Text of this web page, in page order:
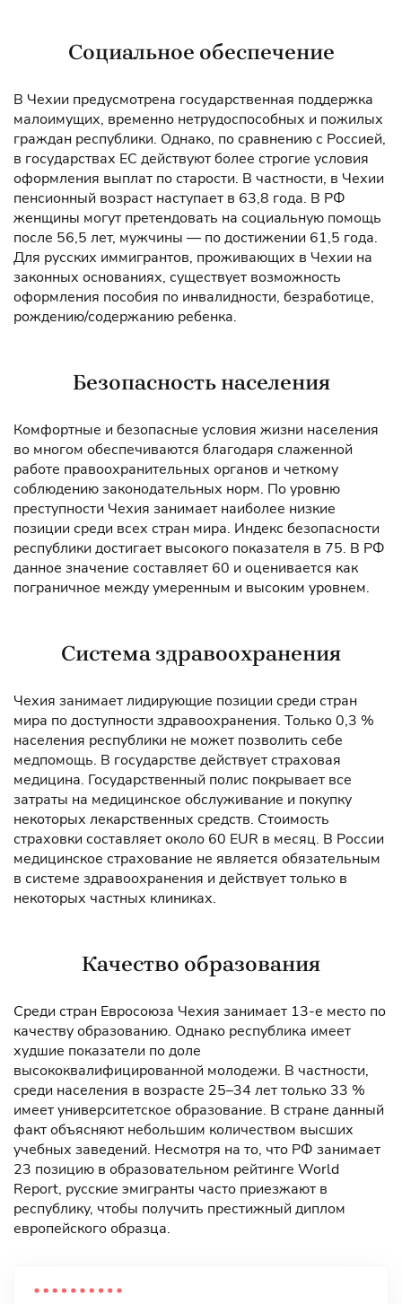
Социальное обеспечение
В Чехии предусмотрена государственная поддержка
малоимущих, временно нетрудоспособных и пожилых
граждан республики. Однако, по сравнению с Россией,
в государствах ЕС действуют более строгие условия
оформления выплат по старости. В частности, в Чехии
пенсионный возраст наступает в 63,8 года. В РФ
женщины могут претендовать на социальную помощь
после 56,5 лет, мужчины — по достижении 61,5 года.
Для русских иммигрантов, проживающих в Чехии на
законных основаниях, существует возможность
оформления пособия по инвалидности, безработице,
рождению/содержанию ребенка.
Безопасность населения
Комфортные и безопасные условия жизни населения
во многом обеспечиваются благодаря слаженной
работе правоохранительных органов и четкому
соблюдению законодательных норм. По уровню
преступности Чехия занимает наиболее низкие
позиции среди всех стран мира. Индекс безопасности
республики достигает высокого показателя в 75. В РФ
данное значение составляет 60 и оценивается как
пограничное между умеренным и высоким уровнем.
Система здравоохранения
Чехия занимает лидирующие позиции среди стран
мира по доступности здравоохранения. Только 0,3 %
населения республики не может позволить себе
медпомощь. В государстве действует страховая
медицина. Государственный полис покрывает все
затраты на медицинское обслуживание и покупку
некоторых лекарственных средств. Стоимость
страховки составляет около 60 EUR в месяц. В России
медицинское страхование не является обязательным
в системе здравоохранения и действует только в
некоторых частных клиниках.
Качество образования
Среди стран Евросоюза Чехия занимает 13-е место по
качеству образованию. Однако республика имеет
худшие показатели по доле
высококвалифицированной молодежи. В частности,
среди населения в возрасте 25–34 лет только 33 %
имеет университетское образование. В стране данный
факт объясняют небольшим количеством высших
учебных заведений. Несмотря на то, что РФ занимает
23 позицию в образовательном рейтинге World
Report, русские эмигранты часто приезжают в
республику, чтобы получить престижный диплом
европейского образца.